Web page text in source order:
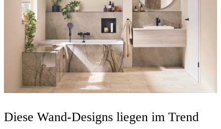
Diese Wand-Designs liegen im Trend